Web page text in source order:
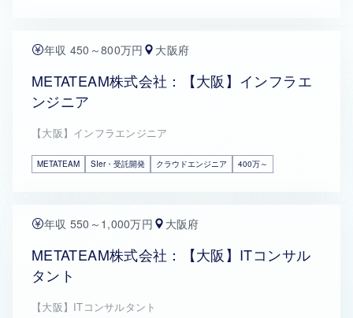
年収 450～800万円 大阪府
METATEAM株式会社：【大阪】インフラエ
ンジニア
【大阪】インフラエンジニア
METATEAM SIer・受託開発 クラウドエンジニア 400万～
年収 550～1,000万円 大阪府
METATEAM株式会社：【大阪】ITコンサル
タント
【大阪】ITコンサルタント